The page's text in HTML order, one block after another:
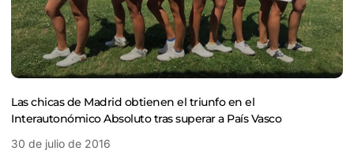
Las chicas de Madrid obtienen el triunfo en el
Interautonómico Absoluto tras superar a País Vasco
30 de julio de 2016